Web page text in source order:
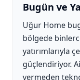
Bugün ve
Uğur Home
bölgede
yatırımlarıyla
güçlendiriyor.
vermeden